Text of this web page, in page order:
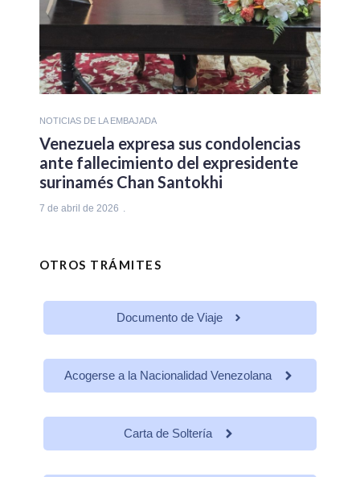
NOTICIAS DE LA EMBAJADA
Venezuela expresa sus condolencias
ante fallecimiento del expresidente
surinamés Chan Santokhi
7 de abril de 2026
OTROS TRÁMITES
Documento de Viaje
Acogerse a la Nacionalidad Venezolana
Carta de Soltería